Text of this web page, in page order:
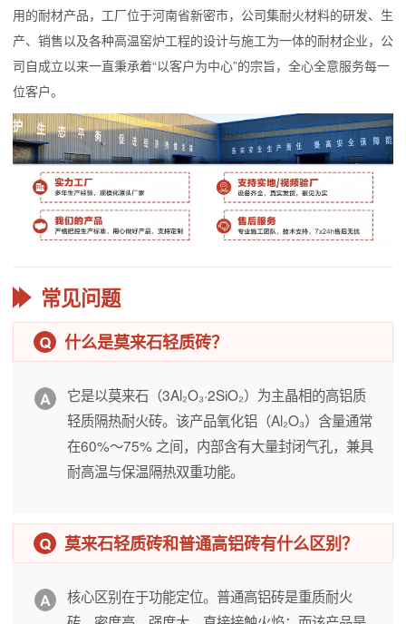
用的耐材产品，工厂位于河南省新密市，公司集耐火材料的研发、生
产、销售以及各种高温窑炉工程的设计与施工为一体的耐材企业，公
司自成立以来一直秉承着“以客户为中心”的宗旨，全心全意服务每一
位客户。
常见问题
什么是莫来石轻质砖？
它是以莫来石（3Al₂O₃·2SiO₂）为主晶相的高铝质
轻质隔热耐火砖。该产品氧化铝（Al₂O₃）含量通常
在60%～75% 之间，内部含有大量封闭气孔，兼具
耐高温与保温隔热双重功能。
莫来石轻质砖和普通高铝砖有什么区别？
核心区别在于功能定位。普通高铝砖是重质耐火